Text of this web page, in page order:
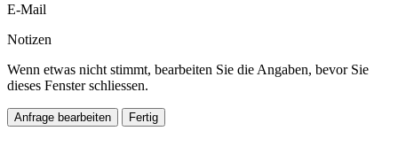
E-Mail
Notizen
Wenn etwas nicht stimmt, bearbeiten Sie die Angaben, bevor Sie
dieses Fenster schliessen.
Anfrage bearbeiten Fertig